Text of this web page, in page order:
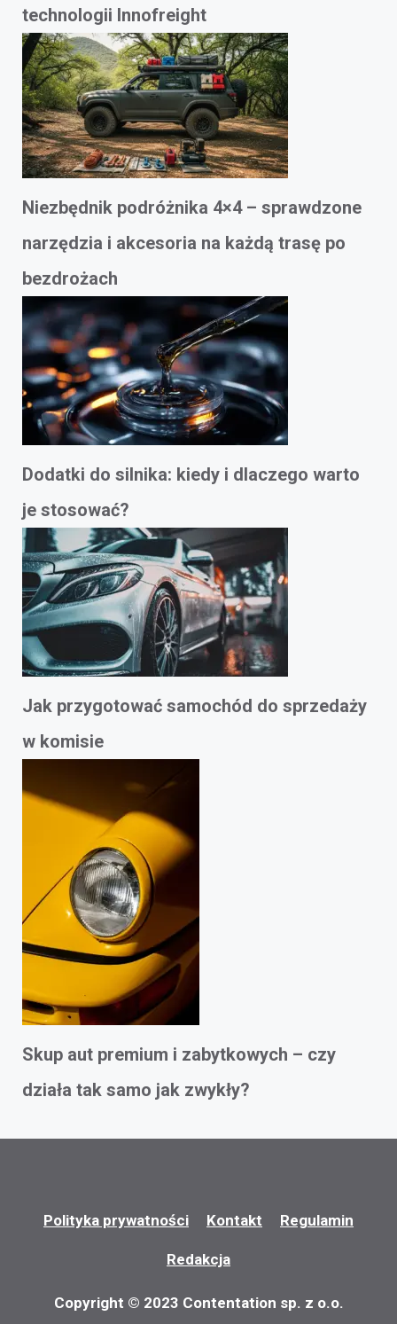
technologii Innofreight
Niezbędnik podróżnika 4×4 – sprawdzone
narzędzia i akcesoria na każdą trasę po
bezdrożach
Dodatki do silnika: kiedy i dlaczego warto
je stosować?
Jak przygotować samochód do sprzedaży
w komisie
Skup aut premium i zabytkowych – czy
działa tak samo jak zwykły?
Polityka prywatności Kontakt Regulamin
Redakcja
Copyright © 2023 Contentation sp. z o.o.